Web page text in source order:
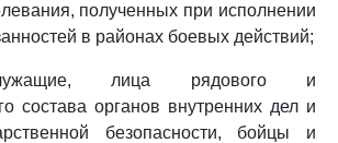
полученных при исполнении
в районах боевых действий;
лица рядового и
состава органов внутренних дел и
безопасности, бойцы и